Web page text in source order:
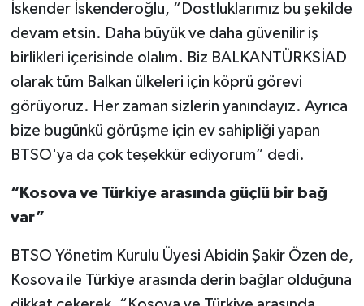
İskender İskenderoğlu, “Dostluklarımız bu şekilde
devam etsin. Daha büyük ve daha güvenilir iş
birlikleri içerisinde olalım. Biz BALKANTÜRKSİAD
olarak tüm Balkan ülkeleri için köprü görevi
görüyoruz. Her zaman sizlerin yanındayız. Ayrıca
bize bugünkü görüşme için ev sahipliği yapan
BTSO'ya da çok teşekkür ediyorum” dedi.
“Kosova ve Türkiye arasında güçlü bir bağ
var”
BTSO Yönetim Kurulu Üyesi Abidin Şakir Özen de,
Kosova ile Türkiye arasında derin bağlar olduğuna